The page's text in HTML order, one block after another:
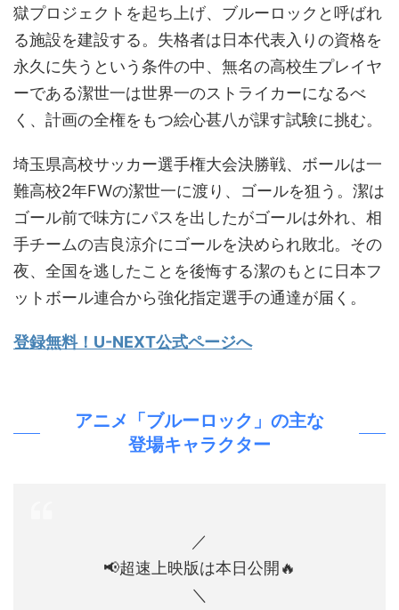
獄プロジェクトを起ち上げ、ブルーロックと呼ばれ
る施設を建設する。失格者は日本代表入りの資格を
永久に失うという条件の中、無名の高校生プレイヤ
ーである潔世一は世界一のストライカーになるべ
く、計画の全権をもつ絵心甚八が課す試験に挑む。
埼玉県高校サッカー選手権大会決勝戦、ボールは一
難高校2年FWの潔世一に渡り、ゴールを狙う。潔は
ゴール前で味方にパスを出したがゴールは外れ、相
手チームの吉良涼介にゴールを決められ敗北。その
夜、全国を逃したことを後悔する潔のもとに日本フ
ットボール連合から強化指定選手の通達が届く。
登録無料！U-NEXT公式ページへ
アニメ「ブルーロック」の主な
登場キャラクター
／
📢超速上映版は本日公開🔥
＼